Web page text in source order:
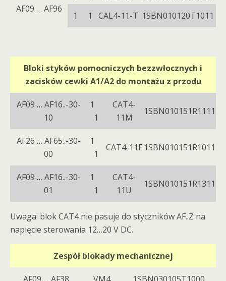
AF09 … AF96
1 1
CAL4-11-T 1SBN010120T1011
Bloki styków pomocniczych bezzwłocznych i
zacisków cewki A1/A2 do montażu z przodu
AF09 … AF16..-30-
10
1
1
CAT4-
11M
1SBN010151R1111
AF26 … AF65..-30-
00
1
1
CAT4-11E 1SBN010151R1011
AF09 … AF16..-30-
01
1
1
CAT4-
11U
1SBN010151R1311
Uwaga: blok CAT4 nie pasuje do styczników AF..Z na
napięcie sterowania 12…20 V DC.
Zespół blokady mechanicznej